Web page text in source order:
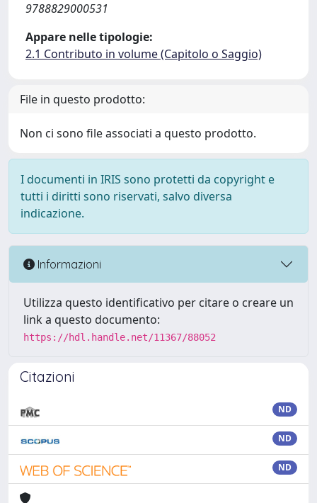
9788829000531
Appare nelle tipologie:
2.1 Contributo in volume (Capitolo o Saggio)
File in questo prodotto:
Non ci sono file associati a questo prodotto.
I documenti in IRIS sono protetti da copyright e
tutti i diritti sono riservati, salvo diversa
indicazione.
Informazioni
Utilizza questo identificativo per citare o creare un
link a questo documento:
https://hdl.handle.net/11367/88052
Citazioni
ND
ND
ND